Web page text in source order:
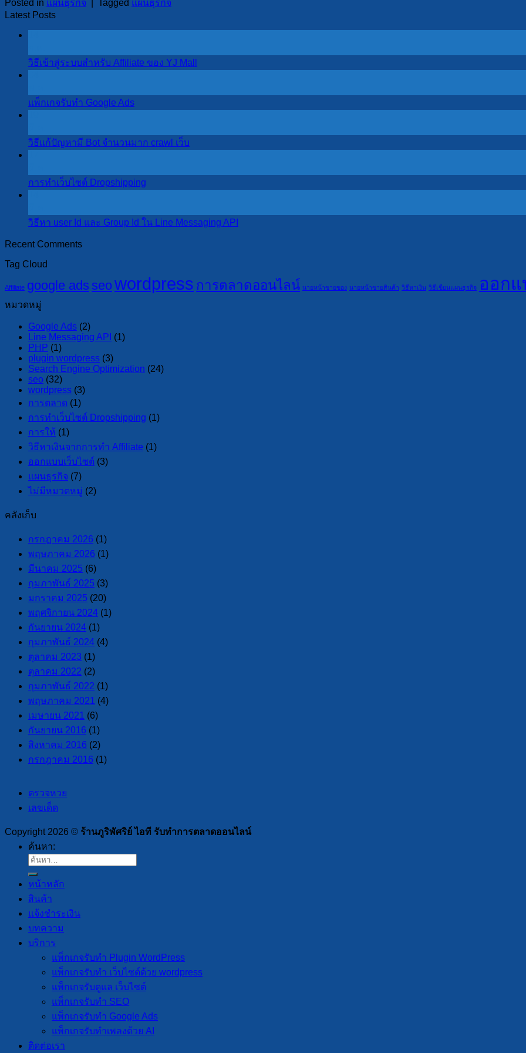
Posted in แผนธุรกิจ Tagged แผนธุรกิจ
Latest Posts
วิธีเข้าสู่ระบบสำหรับ Affiliate ของ YJ Mall
แพ็กเกจรับทำ Google Ads
วิธีแก้ปัญหามี Bot จำนวนมาก crawl เว็บ
การทำเว็บไซต์ Dropshipping
วิธีหา user Id และ Group Id ใน Line Messaging API
Recent Comments
Tag Cloud
Affiliate google ads seowordpress การตลาดออนไลน์ นายหน้าขายของ นายหน้าขายสินค้า วิธีหาเงิน วิธีเขียนแผนธุรกิจ ออกแ
หมวดหมู่
Google Ads (2)
Line Messaging API (1)
PHP (1)
plugin wordpress (3)
Search Engine Optimization (24)
seo (32)
wordpress (3)
การตลาด (1)
การทำเว็บไซต์ Dropshipping (1)
การให้ (1)
วิธีหาเงินจากการทำ Affiliate (1)
ออกแบบเว็บไซต์ (3)
แผนธุรกิจ (7)
ไม่มีหมวดหมู่ (2)
คลังเก็บ
กรกฎาคม 2026 (1)
พฤษภาคม 2026 (1)
มีนาคม 2025 (6)
กุมภาพันธ์ 2025 (3)
มกราคม 2025 (20)
พฤศจิกายน 2024 (1)
กันยายน 2024 (1)
กุมภาพันธ์ 2024 (4)
ตุลาคม 2023 (1)
ตุลาคม 2022 (2)
กุมภาพันธ์ 2022 (1)
พฤษภาคม 2021 (4)
เมษายน 2021 (6)
กันยายน 2016 (1)
สิงหาคม 2016 (2)
กรกฎาคม 2016 (1)
ตรวจหวย
เลขเด็ด
Copyright 2026 © ร้านภูริพัศริย์ ไอที รับทำการตลาดออนไลน์
ค้นหา:
หน้าหลัก
สินค้า
แจ้งชำระเงิน
บทความ
บริการ
แพ็กเกจรับทำ Plugin WordPress
แพ็กเกจรับทำ เว็บไซต์ด้วย wordpress
แพ็กเกจรับดูแล เว็บไซต์
แพ็กเกจรับทำ SEO
แพ็กเกจรับทำ Google Ads
แพ็กเกจรับทำเพลงด้วย AI
ติดต่อเรา